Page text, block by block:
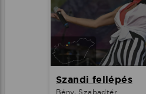
Szandi fellépés
Bény, Szabadtér